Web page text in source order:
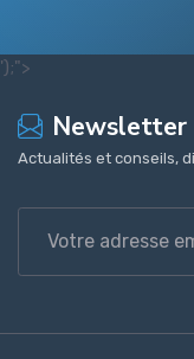
');">
Newsletter
Actualités et conseils,